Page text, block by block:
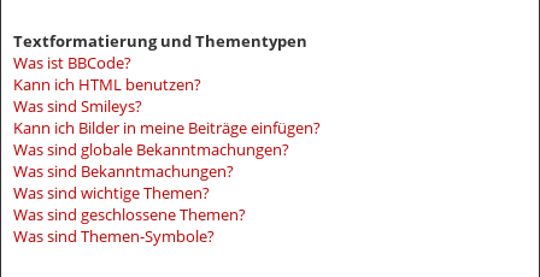
Textformatierung und Thementypen
Was ist BBCode?
Kann ich HTML benutzen?
Was sind Smileys?
Kann ich Bilder in meine Beiträge einfügen?
Was sind globale Bekanntmachungen?
Was sind Bekanntmachungen?
Was sind wichtige Themen?
Was sind geschlossene Themen?
Was sind Themen-Symbole?